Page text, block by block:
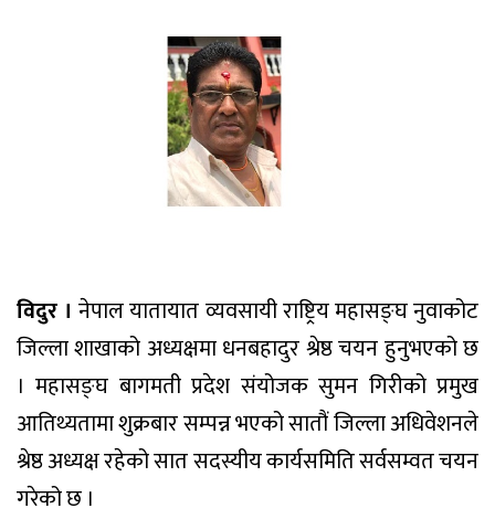
विदुर । नेपाल यातायात व्यवसायी राष्ट्रिय महासङ्घ नुवाकोट
जिल्ला शाखाको अध्यक्षमा धनबहादुर श्रेष्ठ चयन हुनुभएको छ
। महासङ्घ बागमती प्रदेश संयोजक सुमन गिरीको प्रमुख
आतिथ्यतामा शुक्रबार सम्पन्न भएको सातौं जिल्ला अधिवेशनले
श्रेष्ठ अध्यक्ष रहेको सात सदस्यीय कार्यसमिति सर्वसम्वत चयन
गरेको छ ।